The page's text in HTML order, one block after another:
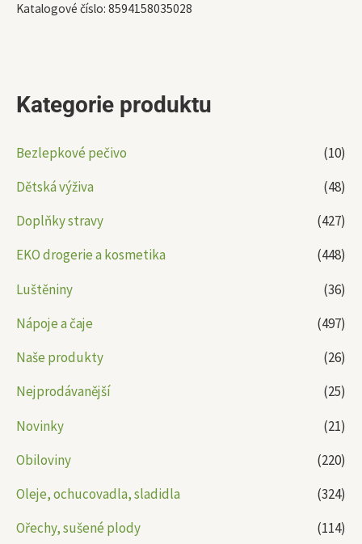
Kategorie produktu
Bezlepkové pečivo
(10)
Dětská výživa
(48)
Doplňky stravy
(427)
EKO drogerie a kosmetika
(448)
Luštěniny
(36)
Nápoje a čaje
(497)
Naše produkty
(26)
Nejprodávanější
(25)
Novinky
(21)
Obiloviny
(220)
Oleje, ochucovadla, sladidla
(324)
Ořechy, sušené plody
(114)
Katalogové číslo: 8594158035028